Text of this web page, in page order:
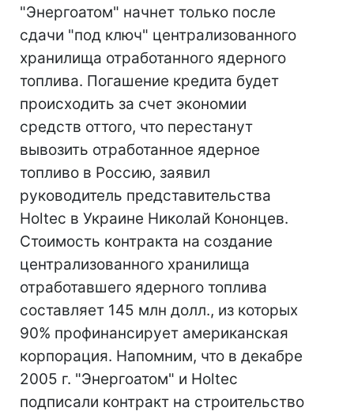
"Энергоатом" начнет только после
сдачи "под ключ" централизованного
хранилища отработанного ядерного
топлива. Погашение кредита будет
происходить за счет экономии
средств оттого, что перестанут
вывозить отработанное ядерное
топливо в Россию, заявил
руководитель представительства
Holtec в Украине Николай Кононцев.
Стоимость контракта на создание
централизованного хранилища
отработавшего ядерного топлива
составляет 145 млн долл., из которых
90% профинансирует американская
корпорация. Напомним, что в декабре
2005 г. "Энергоатом" и Holtec
подписали контракт на строительство